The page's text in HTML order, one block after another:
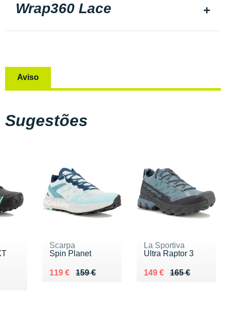
Wrap360 Lace
Aviso
Sugestões
Scarpa
Spin Planet
159 €
Au lieu de 159 €
119 €
Vendu 119 €
La Sportiva
Ultra Raptor 3
165 €
Au lieu de 165 €
149 €
Vendu 149 €